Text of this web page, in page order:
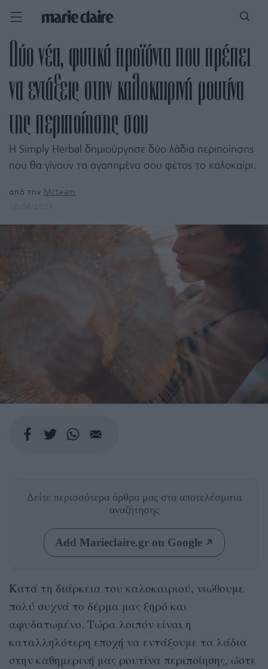
Δύο νέα, φυτικά προϊόντα που πρέπει
να εντάξεις στην καλοκαιρινή ρουτίνα
της περιποίησης σου
Η Simply Herbal δημιούργησε δύο λάδια περιποίησης
που θα γίνουν τα αγαπημένα σου φέτος το καλοκαίρι.
από την Mcteam
Δείτε περισσότερα άρθρα μας στα αποτελέσματα
αναζήτησης
Add Marieclaire.gr on Google
Κατά τη διάρκεια του καλοκαιριού, νιώθουμε
πολύ συχνά το δέρμα μας ξηρό και
αφυδατωμένο. Τώρα λοιπόν είναι η
καταλληλότερη εποχή να εντάξουμε τα λάδια
στην καθημερινή μας ρουτίνα περιποίησης, ώστε